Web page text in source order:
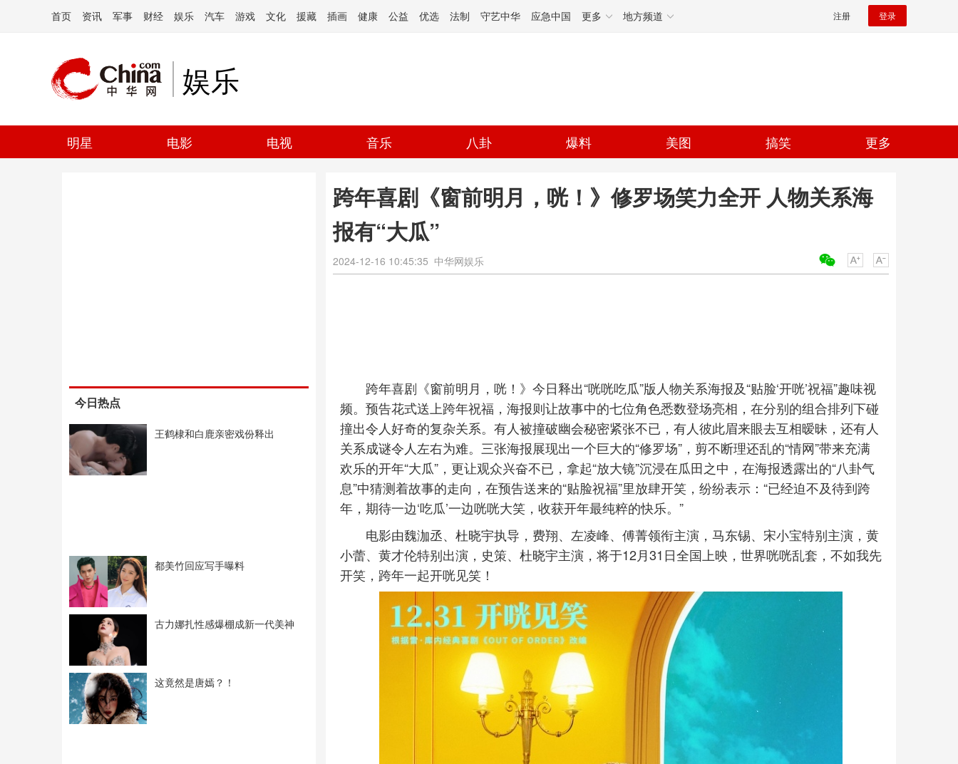
首页 资讯 军事 财经 娱乐 汽车 游戏 文化 援藏 插画 健康 公益 优选 法制 守艺中华 应急中国 更多 地方频道 注册 登录
娱乐
明星 电影 电视 音乐 八卦 爆料 美图 搞笑 更多
今日热点
王鹤棣和白鹿亲密戏份释出
都美竹回应写手曝料
古力娜扎性感爆棚成新一代美神
这竟然是唐嫣？！
跨年喜剧《窗前明月，咣！》修罗场笑力全开 人物关系海
报有“大瓜”
2024-12-16 10:45:35 中华网娱乐
跨年喜剧《窗前明月，咣！》今日释出“咣咣吃瓜”版人物关系海报及“贴脸‘开咣’祝福”趣味视
频。预告花式送上跨年祝福，海报则让故事中的七位角色悉数登场亮相，在分别的组合排列下碰
撞出令人好奇的复杂关系。有人被撞破幽会秘密紧张不已，有人彼此眉来眼去互相暧昧，还有人
关系成谜令人左右为难。三张海报展现出一个巨大的“修罗场”，剪不断理还乱的“情网”带来充满
欢乐的开年“大瓜”，更让观众兴奋不已，拿起“放大镜”沉浸在瓜田之中，在海报透露出的“八卦气
息”中猜测着故事的走向，在预告送来的“贴脸祝福”里放肆开笑，纷纷表示：“已经迫不及待到跨
年，期待一边‘吃瓜’一边咣咣大笑，收获开年最纯粹的快乐。”
电影由魏泇丞、杜晓宇执导，费翔、左凌峰、傅菁领衔主演，马东锡、宋小宝特别主演，黄
小蕾、黄才伦特别出演，史策、杜晓宇主演，将于12月31日全国上映，世界咣咣乱套，不如我先
开笑，跨年一起开咣见笑！